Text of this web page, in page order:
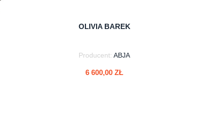
OLIVIA BAREK
Producent: ABJA
6 600,00 ZŁ